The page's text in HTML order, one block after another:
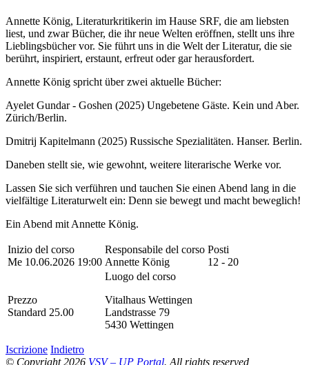
Annette König, Literaturkritikerin im Hause SRF, die am liebsten
liest, und zwar Bücher, die ihr neue Welten eröffnen, stellt uns ihre
Lieblingsbücher vor. Sie führt uns in die Welt der Literatur, die sie
berührt, inspiriert, erstaunt, erfreut oder gar herausfordert.
Annette König spricht über zwei aktuelle Bücher:
Ayelet Gundar - Goshen (2025) Ungebetene Gäste. Kein und Aber.
Zürich/Berlin.
Dmitrij Kapitelmann (2025) Russische Spezialitäten. Hanser. Berlin.
Daneben stellt sie, wie gewohnt, weitere literarische Werke vor.
Lassen Sie sich verführen und tauchen Sie einen Abend lang in die
vielfältige Literaturwelt ein: Denn sie bewegt und macht beweglich!
Ein Abend mit Annette König.
Inizio del corso
Me 10.06.2026 19:00
Responsabile del corso
Annette König
Posti
12 - 20
Prezzo
Standard 25.00
Luogo del corso
Vitalhaus Wettingen
Landstrasse 79
5430 Wettingen
Iscrizione Indietro
© Copyright 2026 VSV – UP Portal. All rights reserved